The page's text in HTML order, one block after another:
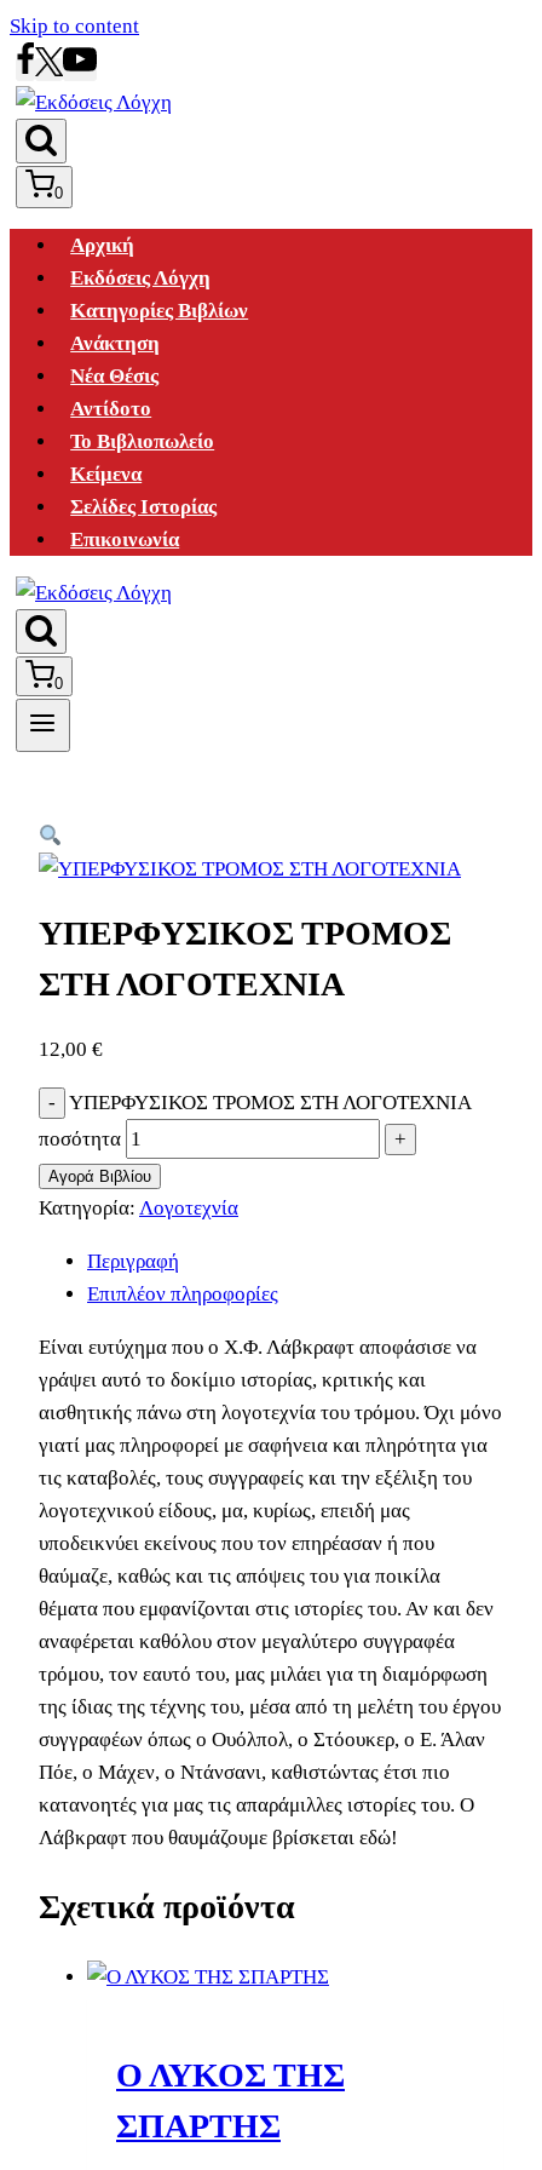
Skip to content
0
Αρχική
Εκδόσεις Λόγχη
Κατηγορίες Βιβλίων
Ανάκτηση
Νέα Θέσις
Αντίδοτο
Το Βιβλιοπωλείο
Κείμενα
Σελίδες Ιστορίας
Επικοινωνία
0
ΥΠΕΡΦΥΣΙΚΟΣ ΤΡΟΜΟΣ
ΣΤΗ ΛΟΓΟΤΕΧΝΙΑ
12,00 €
ΥΠΕΡΦΥΣΙΚΟΣ ΤΡΟΜΟΣ ΣΤΗ ΛΟΓΟΤΕΧΝΙΑ
ποσότητα
Αγορά Βιβλίου
Κατηγορία: Λογοτεχνία
Περιγραφή
Επιπλέον πληροφορίες
Είναι ευτύχημα που ο Χ.Φ. Λάβκραφτ αποφάσισε να
γράψει αυτό το δοκίμιο ιστορίας, κριτικής και
αισθητικής πάνω στη λογοτεχνία του τρόμου. Όχι μόνο
γιατί μας πληροφορεί με σαφήνεια και πληρότητα για
τις καταβολές, τους συγγραφείς και την εξέλιξη του
λογοτεχνικού είδους, μα, κυρίως, επειδή μας
υποδεικνύει εκείνους που τον επηρέασαν ή που
θαύμαζε, καθώς και τις απόψεις του για ποικίλα
θέματα που εμφανίζονται στις ιστορίες του. Αν και δεν
αναφέρεται καθόλου στον μεγαλύτερο συγγραφέα
τρόμου, τον εαυτό του, μας μιλάει για τη διαμόρφωση
της ίδιας της τέχνης του, μέσα από τη μελέτη του έργου
συγγραφέων όπως ο Ουόλπολ, ο Στόουκερ, ο Ε. Άλαν
Πόε, ο Μάχεν, ο Ντάνσανι, καθιστώντας έτσι πιο
κατανοητές για μας τις απαράμιλλες ιστορίες του. Ο
Λάβκραφτ που θαυμάζουμε βρίσκεται εδώ!
Σχετικά προϊόντα
Ο ΛΥΚΟΣ ΤΗΣ
ΣΠΑΡΤΗΣ